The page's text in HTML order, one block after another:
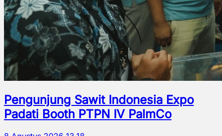
Pengunjung Sawit Indonesia Expo
Padati Booth PTPN IV PalmCo